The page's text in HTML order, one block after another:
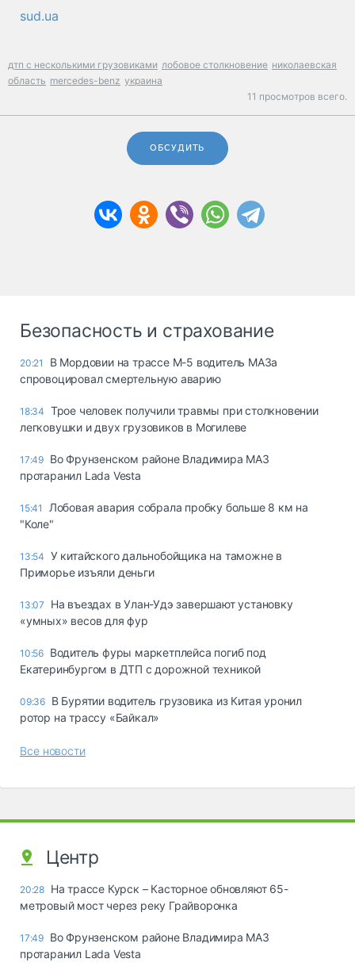
sud.ua
дтп с несколькими грузовиками лобовое столкновение николаевская
область mercedes-benz украина
11 просмотров всего.
ОБСУДИТЬ
Безопасность и страхование
20:21
В Мордовии на трассе М-5 водитель МАЗа
спровоцировал смертельную аварию
18:34 Трое человек получили травмы при столкновении
легковушки и двух грузовиков в Могилеве
17:49 Во Фрунзенском районе Владимира МАЗ
протаранил Lada Vesta
15:41
Лобовая авария собрала пробку больше 8 км на
"Коле"
13:54 У китайского дальнобойщика на таможне в
Приморье изъяли деньги
13:07
Ha въeздax в Улaн-Удэ зaвepшaют ycтaнoвкy
«yмныx» вecoв для фyp
10:56 Водитель фуры маркетплейса погиб под
Екатеринбургом в ДТП с дорожной техникой
09:36 В Бурятии водитель грузовика из Китая уронил
ротор на трассу «Байкал»
Все новости
Центр
20:28 На трассе Курск – Касторное обновляют 65-
метровый мост через реку Грайворонка
17:49 Во Фрунзенском районе Владимира МАЗ
протаранил Lada Vesta